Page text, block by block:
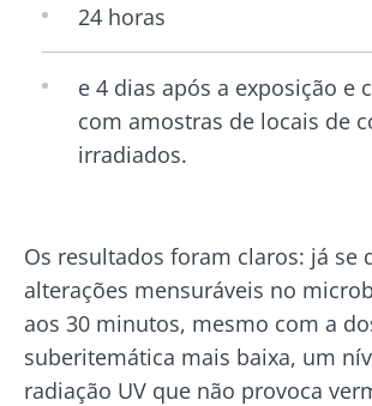
24 horas
e 4 dias após a exposição e
com amostras de locais de
irradiados.
Os resultados foram claros: já se
alterações mensuráveis no
aos 30 minutos, mesmo com a
suberitemática mais baixa, um
radiação UV que não provoca